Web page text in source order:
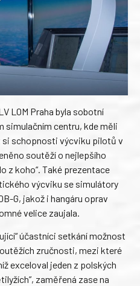
LOM Praha byla sobotní
simulačním centru, kde měli
schopnosti výcviku pilotů v
soutěží o nejlepšího
z koho“. Také prezentace
výcviku se simulátory
G, jakož i hangáru oprav
velice zaujala.
účastníci setkání možnost
zručnosti, mezi které
exceloval jeden z polských
zaměřená zase na